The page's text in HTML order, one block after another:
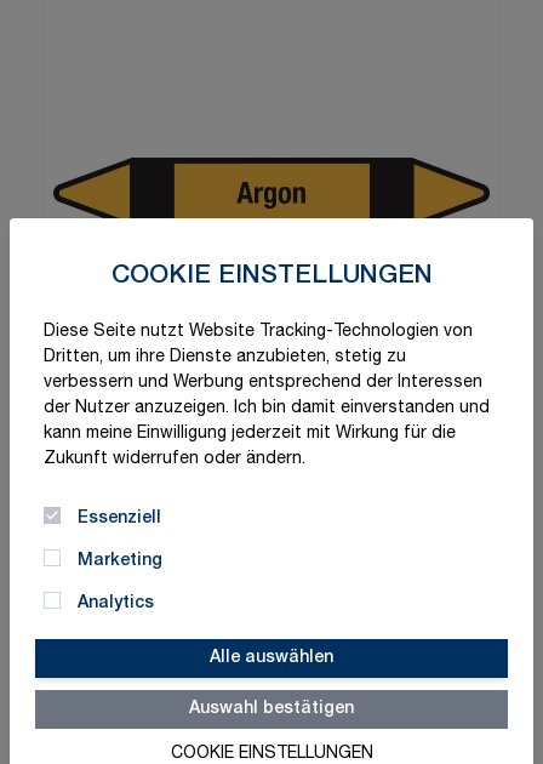
COOKIE EINSTELLUNGEN
Diese Seite nutzt Website Tracking-Technologien von
Dritten, um ihre Dienste anzubieten, stetig zu
verbessern und Werbung entsprechend der Interessen
der Nutzer anzuzeigen. Ich bin damit einverstanden und
kann meine Einwilligung jederzeit mit Wirkung für die
Zukunft widerrufen oder ändern.
Essenziell
Marketing
Analytics
Alle auswählen
Auswahl bestätigen
COOKIE EINSTELLUNGEN
Schnelle Lieferung
Made in Germany
ISO-zertifizierte Qualität
Produktvariation wählen